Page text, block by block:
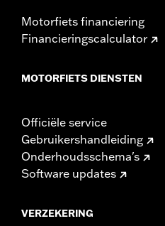
Motorfiets financiering
Financieringscalculator
MOTORFIETS DIENSTEN
Officiële service
Gebruikershandleiding
Onderhoudsschema's
Software updates
VERZEKERING